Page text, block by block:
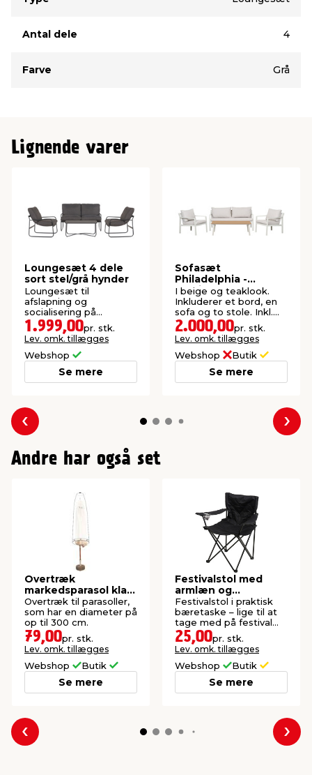
Antal dele 4
Farve Grå
Lignende varer
Loungesæt 4 dele
sort stel/grå hynder
Loungesæt til
afslapning og
socialisering på
terrassen. Med en sofa,
to stole og et bord.
1.999,00pr. stk.
Lev. omk. tillægges
Webshop
Se mere
Sofasæt
Philadelphia -
Sunlife®
I beige og teaklook.
Inkluderer et bord, en
sofa og to stole. Inkl.
hynder.
2.000,00pr. stk.
Lev. omk. tillægges
Webshop Butik
Se mere
Forrige
Andre har også set
Overtræk
markedsparasol klar
plast 195 cm -
Sunlife®
Overtræk til parasoller,
som har en diameter på
op til 300 cm.
79,00pr. stk.
Lev. omk. tillægges
Webshop Butik
Se mere
Festivalstol med
armlæn og
kopholder - Sunlife®
Festivalstol i praktisk
bæretaske – lige til at
tage med på festival
eller camping.
25,00pr. stk.
Lev. omk. tillægges
Webshop Butik
Se mere
Forrige